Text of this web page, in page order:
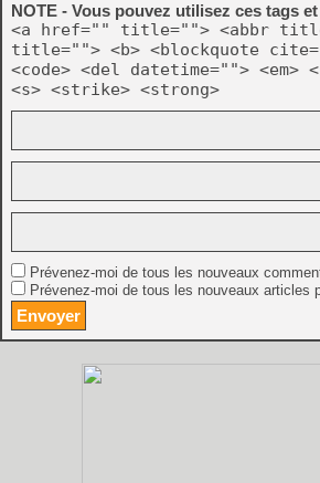
NOTE - Vous pouvez utilisez ces tags
<a href="" title=""> <abbr
title=""> <b> <blockquote
<code> <del datetime="">
<s> <strike> <strong>
Prévenez-moi de tous les nouveaux
Prévenez-moi de tous les nouveaux articles